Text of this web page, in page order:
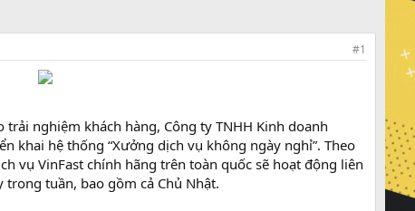
#1
nghiệm khách hàng, Công ty TNHH Kinh doanh
khai hệ thống “Xưởng dịch vụ không ngày nghỉ”. Theo
vụ VinFast chính hãng trên toàn quốc sẽ hoạt động liên
tuần, bao gồm cả Chủ Nhật.